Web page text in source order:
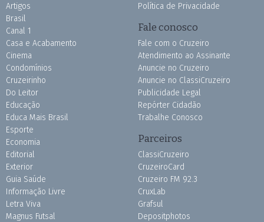
Artigos
Brasil
Canal 1
Casa e Acabamento
Cinema
Condomínios
Cruzeirinho
Do Leitor
Educação
Educa Mais Brasil
Esporte
Economia
Editorial
Exterior
Guia Saúde
Informação Livre
Letra Viva
Magnus Futsal
Política de Privacidade
Fale conosco
Fale com o Cruzeiro
Atendimento ao Assinante
Anuncie no Cruzeiro
Anuncie no ClassiCruzeiro
Publicidade Legal
Repórter Cidadão
Trabalhe Conosco
Parceiros
ClassiCruzeiro
CruzeiroCard
Cruzeiro FM 92.3
CruxLab
Grafsul
Depositphotos